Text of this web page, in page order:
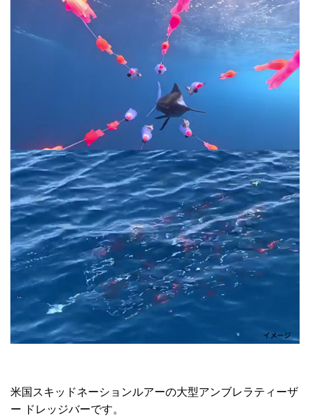
米国スキッドネーションルアーの大型アンブレラティーザ
ー ドレッジバーです。